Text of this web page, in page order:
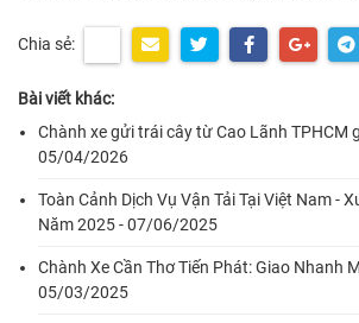
Chia sẻ:
Bài viết khác:
Chành xe gửi trái cây từ Cao Lãnh TPHCM
05/04/2026
Toàn Cảnh Dịch Vụ Vận Tải Tại Việt Nam -
Năm 2025 - 07/06/2025
Chành Xe Cần Thơ Tiến Phát: Giao Nhanh
05/03/2025